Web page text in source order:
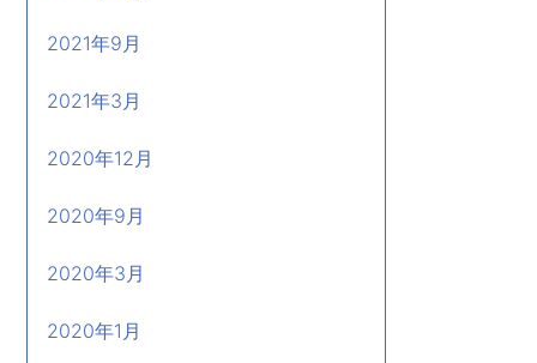
2021年9月
2021年3月
2020年12月
2020年9月
2020年3月
2020年1月